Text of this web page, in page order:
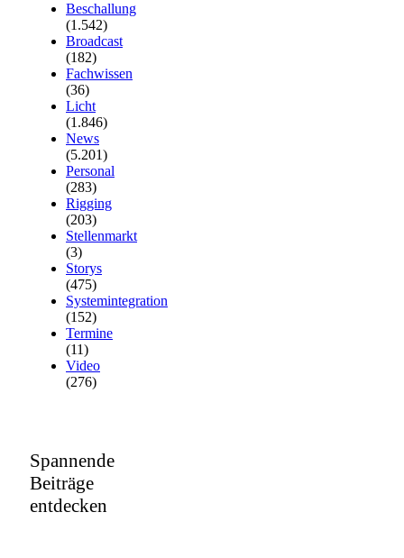
Beschallung
(1.542)
Broadcast
(182)
Fachwissen
(36)
Licht
(1.846)
News
(5.201)
Personal
(283)
Rigging
(203)
Stellenmarkt
(3)
Storys
(475)
Systemintegration
(152)
Termine
(11)
Video
(276)
Spannende
Beiträge
entdecken